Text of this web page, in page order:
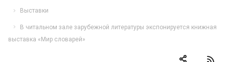
Выставки
В читальном зале зарубежной литературы экспонируется книжная
выставка «Мир словарей»